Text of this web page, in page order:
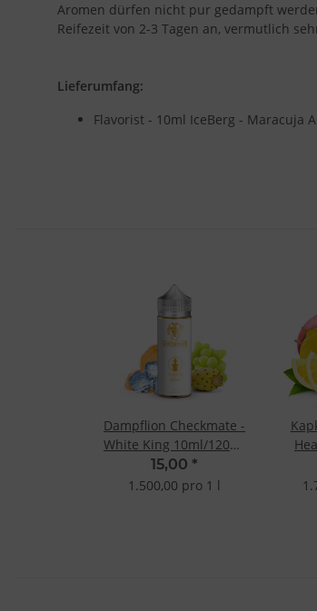
Aromen dürfen nicht pur gedampft
Reifezeit von 2-3 Tagen an, vermutlich
Lieferumfang:
Flavorist - 10ml IceBerg - Maracuja
Dampflion Checkmate -
White King 10ml/120ml
Longfill-Aroma
15,00 *
1.500,00 pro 1 l